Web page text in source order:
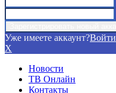
Уже имеете аккаунт?Войти
X
Новости
ТВ Онлайн
Контакты